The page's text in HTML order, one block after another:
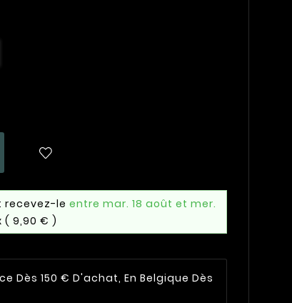
recevez-le entre mar. 18 août et mer.
( 9,90 € )
Dès 150 € D'achat, En Belgique Dès